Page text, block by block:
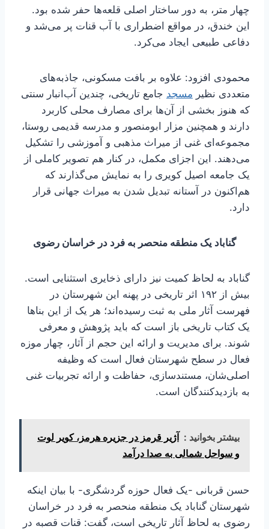
چهار متر، به دور ساختار اصلی قلعه‌ها حفر شده بود.
این خندق، در مواقع اضطراری با آب قنات پر می‌شد و
دفاعی طبیعی ایجاد می‌کرد.
محمودی افزود: علاوه بر بافت مسکونی، جاذبه‌های
متعددی نظیر مسجد جامع تاریخی، چندین آب‌انبار سنتی
که هنوز بخشی از آن‌ها برای مصارف محلی کاربرد
دارند و همچنین مزار ابومنصور و مدرسه قدیمی روستا،
مجموعه‌ای غنی از میراث مذهبی و آموزشی را تشکیل
می‌دهند. این اجزای مکمل، در کنار هم تصویر کاملی از
یک جامعه اصیل کویری را به نمایش می‌گذارند که
هم‌اکنون در آستانه تبدیل شدن به میراث جهانی قرار
دارد.
گناباد یک منطقه منحصر به فرد در خراسان رضوی
گناباد به لحاظ کمیت نیز دارای ذخایری استثنایی است.
بیش از ۱۹۲ اثر تاریخی در پهنه این شهرستان در
فهرست آثار ملی به ثبت رسیده‌اند؛ هر یک از این بناها
یک کتاب تاریخی باز است که باید پژوهش و معرفی
شوند. برای مدیریت و ارائه این حجم از آثار، چهار موزه
فعال در سطح شهرستان فعال است که وظیفه
اصلی‌شان، مستندسازی، حفاظت و ارائه تجربیات غنی
به بازدیدکنندگان است.
بیشتر بخوانید : آژیر قرمز در جزیره هرمز، کویر لوت
و سواحل شمالی به صدا درآمد
حسن قربانی -یک فعال حوزه گردشگری- با بیان اینکه
شهرستان گناباد یک منطقه منحصر به فرد در خراسان
رضوی به لحاظ آثار تاریخی است، گفت: قنات قصبه در